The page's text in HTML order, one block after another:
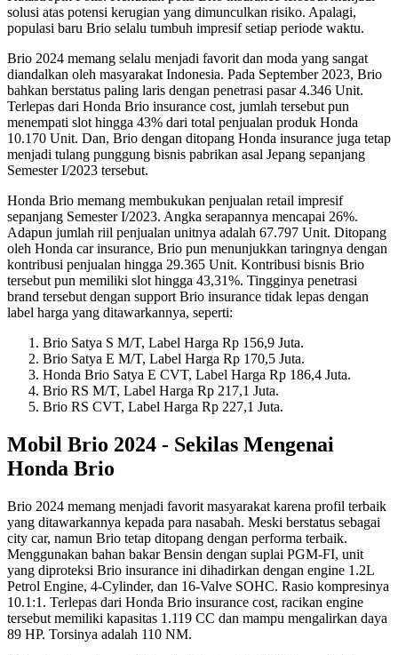
solusi atas potensi kerugian yang dimunculkan risiko. Apalagi,
populasi baru Brio selalu tumbuh impresif setiap periode waktu.
Brio 2024 memang selalu menjadi favorit dan moda yang sangat
diandalkan oleh masyarakat Indonesia. Pada September 2023, Brio
bahkan berstatus paling laris dengan penetrasi pasar 4.346 Unit.
Terlepas dari Honda Brio insurance cost, jumlah tersebut pun
menempati slot hingga 43% dari total penjualan produk Honda
10.170 Unit. Dan, Brio dengan ditopang Honda insurance juga tetap
menjadi tulang punggung bisnis pabrikan asal Jepang sepanjang
Semester I/2023 tersebut.
Honda Brio memang membukukan penjualan retail impresif
sepanjang Semester I/2023. Angka serapannya mencapai 26%.
Adapun jumlah riil penjualan unitnya adalah 67.797 Unit. Ditopang
oleh Honda car insurance, Brio pun menunjukkan taringnya dengan
kontribusi penjualan hingga 29.365 Unit. Kontribusi bisnis Brio
tersebut pun memiliki slot hingga 43,31%. Tingginya penetrasi
brand tersebut dengan support Brio insurance tidak lepas dengan
label harga yang ditawarkannya, seperti:
Brio Satya S M/T, Label Harga Rp 156,9 Juta.
Brio Satya E M/T, Label Harga Rp 170,5 Juta.
Honda Brio Satya E CVT, Label Harga Rp 186,4 Juta.
Brio RS M/T, Label Harga Rp 217,1 Juta.
Brio RS CVT, Label Harga Rp 227,1 Juta.
Mobil Brio 2024 - Sekilas Mengenai
Honda Brio
Brio 2024 memang menjadi favorit masyarakat karena profil terbaik
yang ditawarkannya kepada para nasabah. Meski berstatus sebagai
city car, namun Brio tetap ditopang dengan performa terbaik.
Menggunakan bahan bakar Bensin dengan suplai PGM-FI, unit
yang diproteksi Brio insurance ini dihadirkan dengan engine 1.2L
Petrol Engine, 4-Cylinder, dan 16-Valve SOHC. Rasio kompresinya
10.1:1. Terlepas dari Honda Brio insurance cost, racikan engine
tersebut memiliki kapasitas 1.119 CC dan mampu mengalirkan daya
89 HP. Torsinya adalah 110 NM.